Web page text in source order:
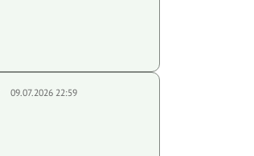
09.07.2026 22:59